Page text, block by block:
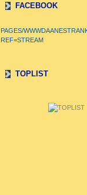
FACEBOOK
PAGES/
REF=STREAM
TOPLIST